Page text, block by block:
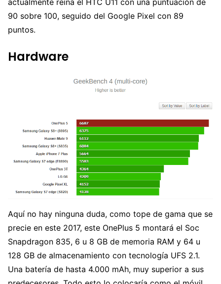
90 sobre 100, seguido del Google Pixel con 89
puntos.
Hardware
Aquí no hay ninguna duda, como tope de gama que se
precie en este 2017, este OnePlus 5 montará el Soc
Snapdragon 835, 6 u 8 GB de memoria RAM y 64 u
128 GB de almacenamiento con tecnología UFS 2.1.
Una batería de hasta 4.000 mAh, muy superior a sus